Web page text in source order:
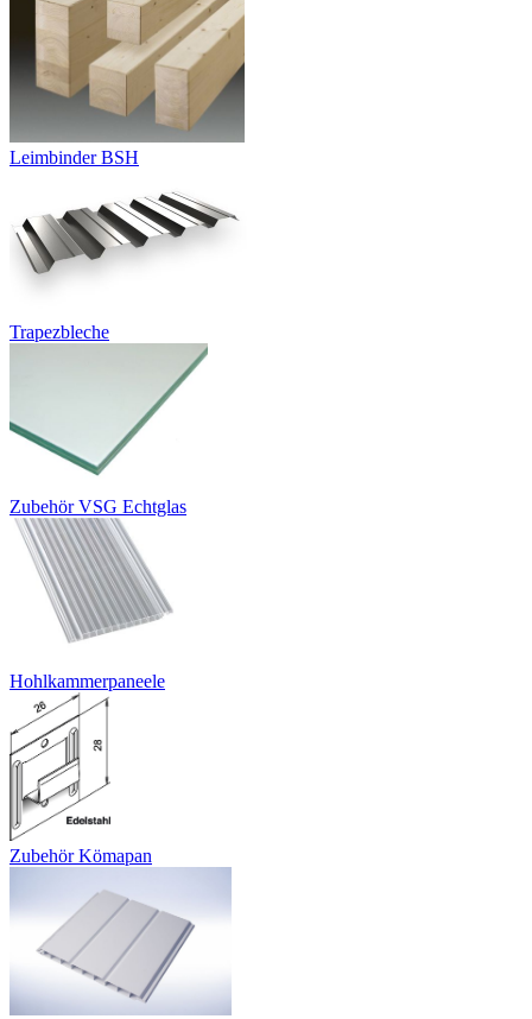
Leimbinder BSH
Trapezbleche
Zubehör VSG Echtglas
Hohlkammerpaneele
Zubehör Kömapan